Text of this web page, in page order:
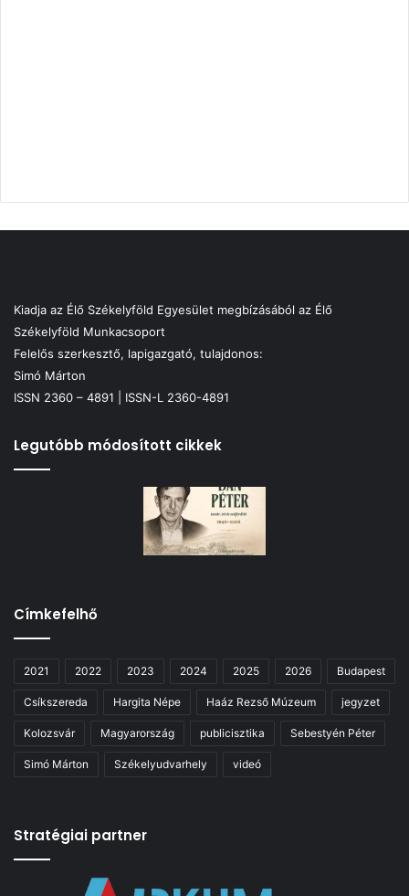
Kiadja az Élő Székelyföld Egyesület megbízásából az Élő
Székelyföld Munkacsoport
Felelős szerkesztő, lapigazgató, tulajdonos:
Simó Márton
ISSN 2360 – 4891 | ISSN-L 2360-4891
Legutóbb módosított cikkek
Címkefelhő
2021 2022 2023 2024 2025 2026 Budapest
Csíkszereda Hargita Népe Haáz Rezső Múzeum jegyzet
Kolozsvár Magyarország publicisztika Sebestyén Péter
Simó Márton Székelyudvarhely videó
Stratégiai partner